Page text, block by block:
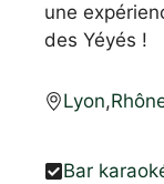
une
des Yéyés !
Lyon,
Bar